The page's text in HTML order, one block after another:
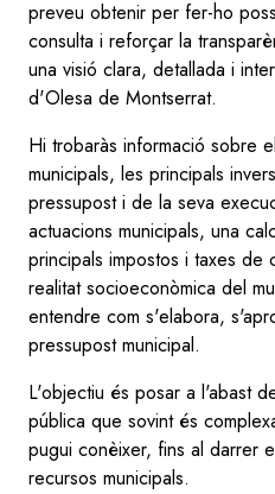
preveu obtenir per fer-ho
consulta i reforçar la
una visió clara, detallada i
d'Olesa de Montserrat.
Hi trobaràs informació sobre
municipals, les principals
pressupost i de la seva
actuacions municipals, una
principals impostos i taxes de
realitat socioeconòmica del
entendre com s'elabora,
pressupost municipal.
L'objectiu és posar a l'abast
pública que sovint és
pugui conèixer, fins al darrer
recursos municipals.